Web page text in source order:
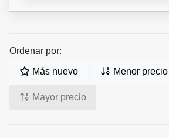
Ordenar por:
Más nuevo Menor precio
Mayor precio